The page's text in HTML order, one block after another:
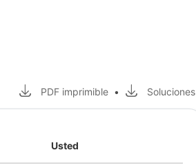
PDF imprimible • Soluciones
Usted